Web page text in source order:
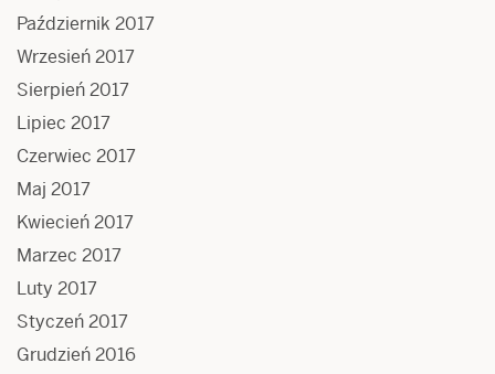
Październik 2017
Wrzesień 2017
Sierpień 2017
Lipiec 2017
Czerwiec 2017
Maj 2017
Kwiecień 2017
Marzec 2017
Luty 2017
Styczeń 2017
Grudzień 2016